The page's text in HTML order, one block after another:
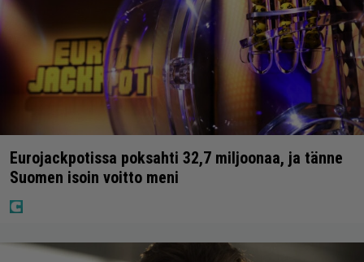
Eurojackpotissa poksahti 32,7 miljoonaa, ja tänne
Suomen isoin voitto meni